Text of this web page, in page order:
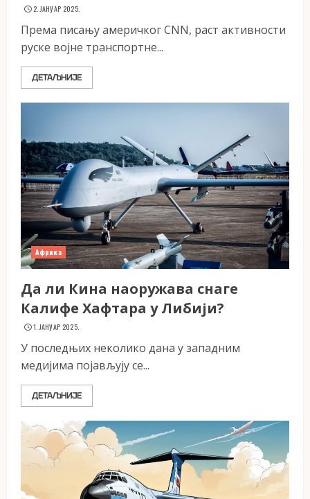
2. ЈАНУАР 2025.
Према писању америчког CNN, раст активности
руске војне транспортне...
ДЕТАЉНИЈЕ
Африка
Да ли Кина наоружава снаге
Калифе Хафтара у Либији?
1. ЈАНУАР 2025.
У последњих неколико дана у западним
медијима појављују се...
ДЕТАЉНИЈЕ